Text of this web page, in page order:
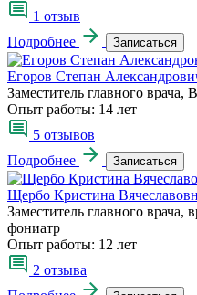
1 отзыв
Подробнее
Записаться
Егоров Степан
Заместитель главного врача,
Опыт работы: 14 лет
5 отзывов
Подробнее
Записаться
Щербо Кристина
Заместитель главного врача,
фониатр
Опыт работы: 12 лет
2 отзыва